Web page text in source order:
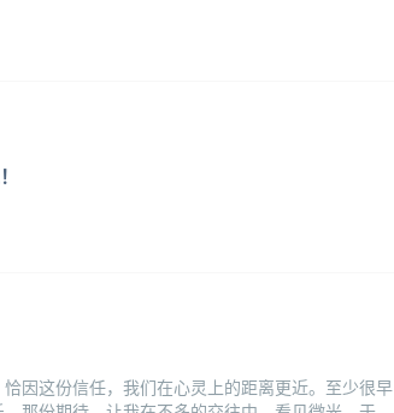
因这份信任，我们在心灵上的距离更近。至少很早